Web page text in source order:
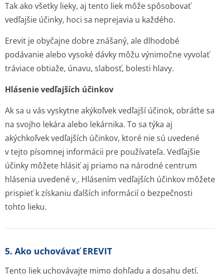
Tak ako všetky lieky, aj tento liek môže spôsobovať
vedľajšie účinky, hoci sa neprejavia u každého.
Erevit je obyčajne dobre znášaný, ale dlhodobé
podávanie alebo vysoké dávky môžu výnimočne vyvolať
tráviace obtiaže, únavu, slabosť, bolesti hlavy.
Hlásenie vedľajších účinkov
Ak sa u vás vyskytne akýkoľvek vedľajší účinok, obráťte sa
na svojho lekára alebo lekárnika. To sa týka aj
akýchkoľvek vedľajších účinkov, ktoré nie sú uvedené
v tejto písomnej informácii pre používateľa. Vedľajšie
účinky môžete hlásiť aj priamo na národné centrum
hlásenia uvedené v . Hlásením vedľajších účinkov môžete
prispieť k získaniu ďalších informácií o bezpečnosti
tohto lieku.
5. Ako uchovávať EREVIT
Tento liek uchovávajte mimo dohľadu a dosahu detí.